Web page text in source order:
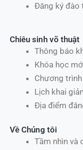
Đăng ký đào
Chiêu sinh võ thuật
Thông báo
Khóa học
Chương
Lịch khai
Địa điểm
Về Chúng tôi
Tầm nhìn và